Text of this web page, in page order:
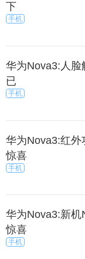
你，你就成功了。
：我们之间最
从不会主动联系
根本没聊过她
（怎么会有一
另外她同样能感
来源：暮暮
下
手机
华为Nova3:人脸
已
手机
华为Nova3:红外
惊喜
手机
华为Nova3:新机
惊喜
手机